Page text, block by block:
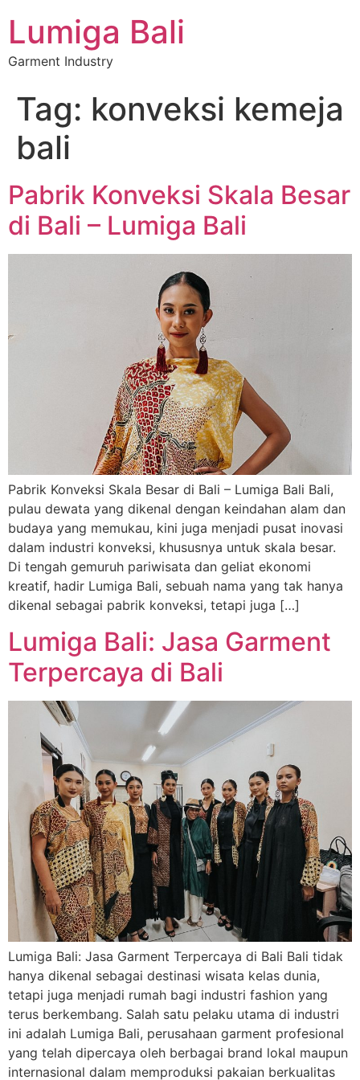
Lumiga Bali
Garment Industry
Tag: konveksi kemeja
bali
Pabrik Konveksi Skala Besar
di Bali – Lumiga Bali
Pabrik Konveksi Skala Besar di Bali – Lumiga Bali Bali,
pulau dewata yang dikenal dengan keindahan alam dan
budaya yang memukau, kini juga menjadi pusat inovasi
dalam industri konveksi, khususnya untuk skala besar.
Di tengah gemuruh pariwisata dan geliat ekonomi
kreatif, hadir Lumiga Bali, sebuah nama yang tak hanya
dikenal sebagai pabrik konveksi, tetapi juga […]
Lumiga Bali: Jasa Garment
Terpercaya di Bali
Lumiga Bali: Jasa Garment Terpercaya di Bali Bali tidak
hanya dikenal sebagai destinasi wisata kelas dunia,
tetapi juga menjadi rumah bagi industri fashion yang
terus berkembang. Salah satu pelaku utama di industri
ini adalah Lumiga Bali, perusahaan garment profesional
yang telah dipercaya oleh berbagai brand lokal maupun
internasional dalam memproduksi pakaian berkualitas